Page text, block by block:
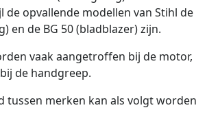
de opvallende modellen van Stihl de
en de BG 50 (bladblazer) zijn.
vaak aangetroffen bij de motor,
de handgreep.
tussen merken kan als volgt worden